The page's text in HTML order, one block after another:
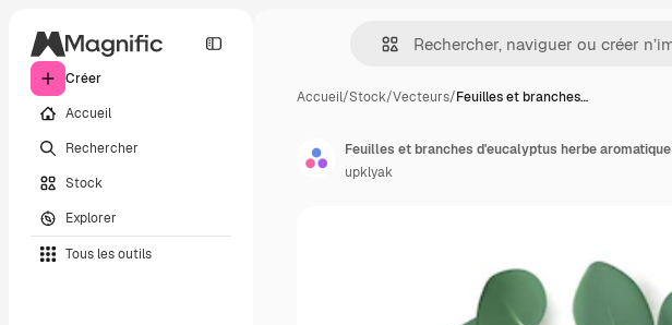
Créer
Accueil
Rechercher
Stock
Explorer
Tous les outils
Accueil/Stock/Vecteurs/Feuilles et branches…
Feuilles et branches d'eucalyptus herbe aromatique
upklyak